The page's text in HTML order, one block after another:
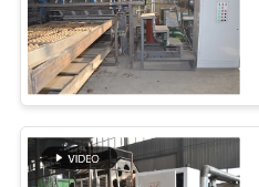
ΈΝΑ
ΑΠΌΣΠΑΣΜΑ
SITEMAP